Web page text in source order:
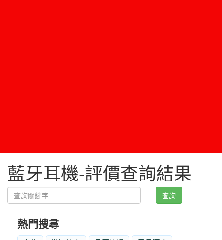
藍牙耳機-評價查詢結果
查詢
熱門搜尋